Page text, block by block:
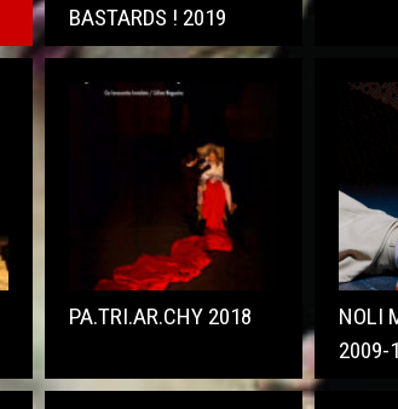
BASTARDS ! 2019
PA.TRI.AR.CHY 2018
NOLI
2009-